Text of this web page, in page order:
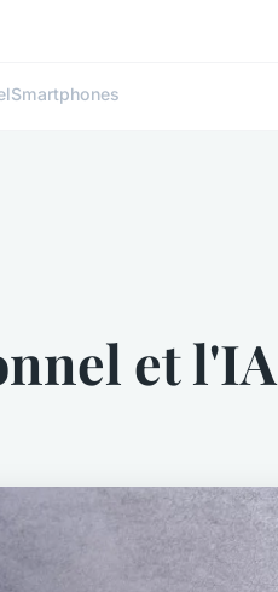
Smartphones
et l'IA